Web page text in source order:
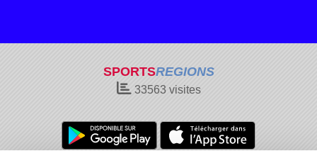
SPORTSREGIONS
33563visites